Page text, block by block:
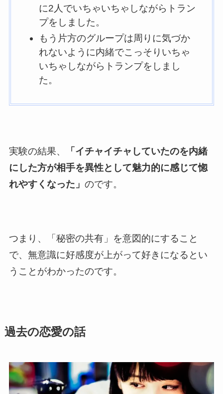
に2人でいちゃいちゃしながらトラン
プをしました。
もう片方のグループは周りに気づか
れないように内緒でこっそりいちゃ
いちゃしながらトランプをしまし
た。
実験の結果、
「イチャイチャしていたのを内緒
にした方が相手を異性として魅力的に感じて惚
れやすくなった」 のです。
つまり、「秘密の共有」を意図的にすること
で、無意識に好感度が上がって好きになるとい
うことがわかったのです。
過去の恋愛の話